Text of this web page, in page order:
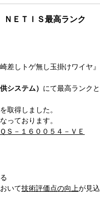
ＮＥＴＩＳ最高ランク
差しトゲ無し玉掛けワイヤ』
システム） にて最高ランクと
を取得しました。
っております。
Ｓ－１６００５４－ＶＥ
いて技術評価点の向上が見込